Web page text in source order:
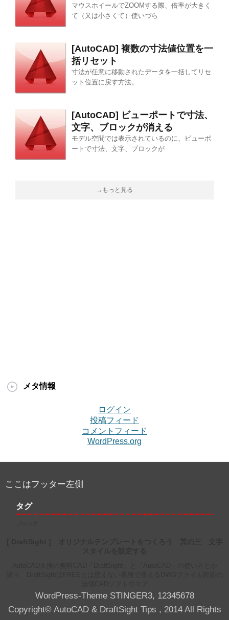
マウスホイールでZOOMする際、倍率が大きく
て（又は小さくて）使いづら
[AutoCAD] 複数の寸法値位置を一
括リセット
寸法が任意に移動されたデータを一括してリセ
ット位置に戻す方法。
[AutoCAD] ビューポートで寸法、
文字、ブロックが消える
モデル空間では表示されているのに、ビューポ
ートで寸法、文字、ブロックが
→もっと見る
メタ情報
ログイン
投稿フィード
コメントフィード
WordPress.org
ここはフッター左側
タグ
WordPress-Theme STINGER3, 12345678
Copyright© AutoCAD & DraftSight Tips , 2014 All Rights